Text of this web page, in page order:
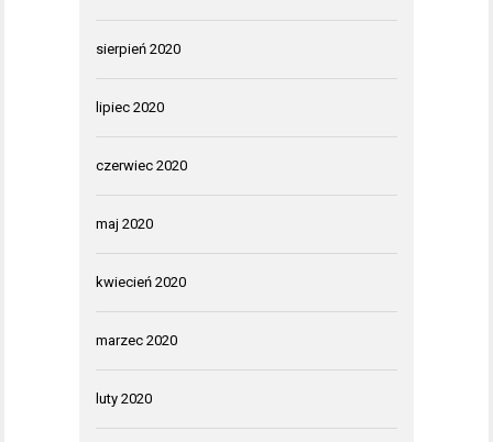
sierpień 2020
lipiec 2020
czerwiec 2020
maj 2020
kwiecień 2020
marzec 2020
luty 2020